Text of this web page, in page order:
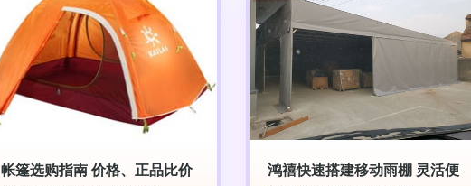
帐篷选购指南 价格、正品比价
鸿禧快速搭建移动雨棚 灵活便